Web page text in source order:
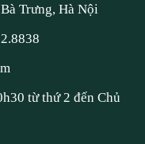
Trưng, Hà Nội
từ thứ 2 đến Chủ